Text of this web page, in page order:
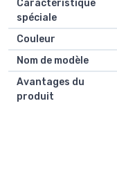
Caractéristique
spéciale
Couleur
Nom de modèle
Avantages du
produit